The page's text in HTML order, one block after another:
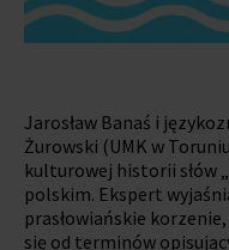
Jarosław Banaś i
urowski (UMK w
kulturowej historii słów
polskim. Ekspert
prasłowiańskie
się od terminów